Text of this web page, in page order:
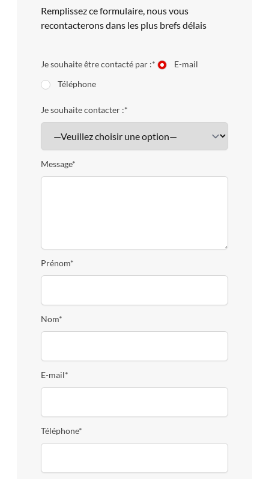
Remplissez ce formulaire, nous vous
recontacterons dans les plus brefs délais
Je souhaite être contacté par :*
E-mail
Téléphone
Je souhaite contacter :*
Message*
Prénom*
Nom*
E-mail*
Téléphone*